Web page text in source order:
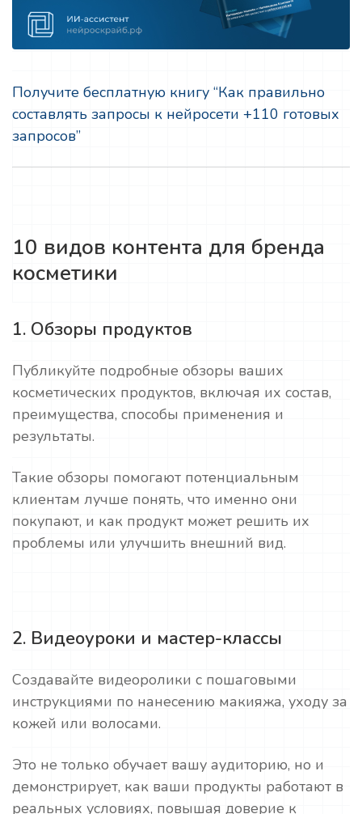
Получите бесплатную книгу “Как правильно
составлять запросы к нейросети +110 готовых
запросов”
10 видов контента для бренда
косметики
1. Обзоры продуктов
Публикуйте подробные обзоры ваших
косметических продуктов, включая их состав,
преимущества, способы применения и
результаты.
Такие обзоры помогают потенциальным
клиентам лучше понять, что именно они
покупают, и как продукт может решить их
проблемы или улучшить внешний вид.
2. Видеоуроки и мастер-классы
Создавайте видеоролики с пошаговыми
инструкциями по нанесению макияжа, уходу за
кожей или волосами.
Это не только обучает вашу аудиторию, но и
демонстрирует, как ваши продукты работают в
реальных условиях, повышая доверие к